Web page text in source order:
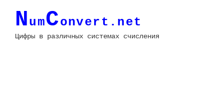
NumConvert.net
Цифры в различных системах счисления